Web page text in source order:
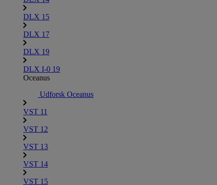
DLX 15
DLX 17
DLX 19
DLX I-0 19
Oceanus
Udforsk Oceanus
VST 11
VST 12
VST 13
VST 14
VST 15